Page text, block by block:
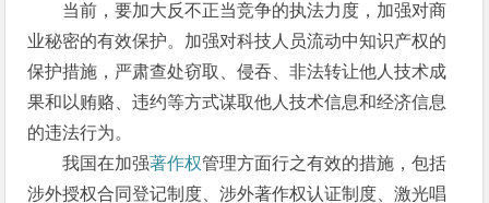
当前，要加大反不正当竞争的执法力度，加强对商
业秘密的有效保护。加强对科技人员流动中知识产权的
保护措施，严肃查处窃取、侵吞、非法转让他人技术成
果和以贿赂、违约等方式谋取他人技术信息和经济信息
的违法行为。
我国在加强著作权管理方面行之有效的措施，包括
涉外授权合同登记制度、涉外著作权认证制度、激光唱